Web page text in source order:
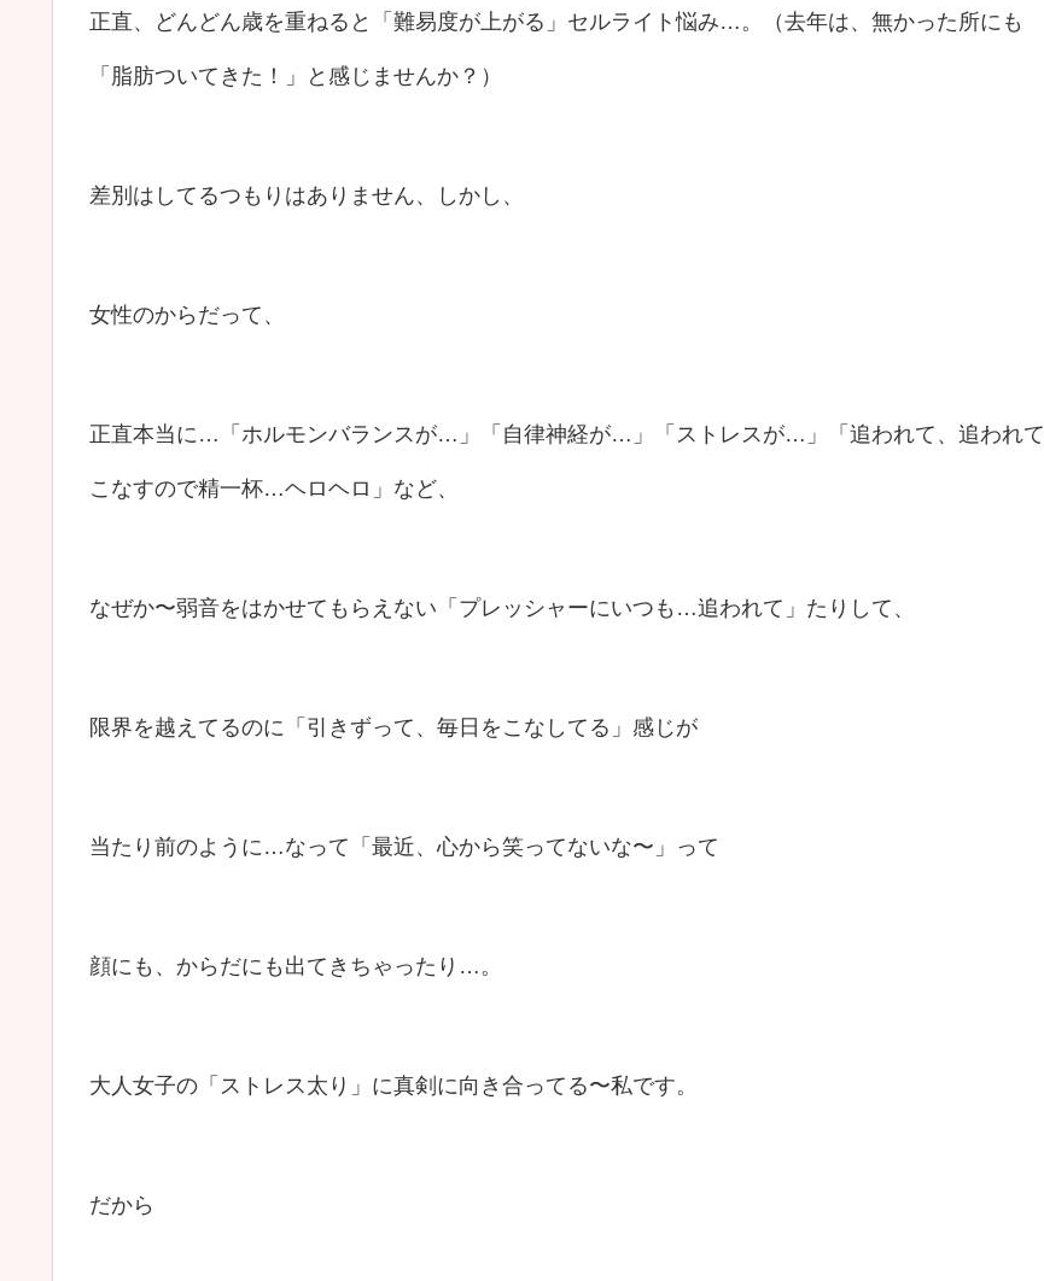
正直、どんどん歳を重ねると「難易度が上がる」セルライト悩み…。（去年は、無かった所にも
「脂肪ついてきた！」と感じませんか？）
差別はしてるつもりはありません、しかし、
女性のからだって、
正直本当に…「ホルモンバランスが…」「自律神経が…」「ストレスが…」「追われて、追われて
こなすので精一杯…ヘロヘロ」など、
なぜか〜弱音をはかせてもらえない「プレッシャーにいつも…追われて」たりして、
限界を越えてるのに「引きずって、毎日をこなしてる」感じが
当たり前のように…なって「最近、心から笑ってないな〜」って
顔にも、からだにも出てきちゃったり…。
大人女子の「ストレス太り」に真剣に向き合ってる〜私です。
だから